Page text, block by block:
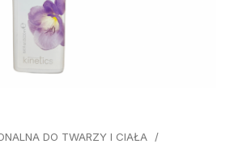
DO TWARZY I CIAŁA